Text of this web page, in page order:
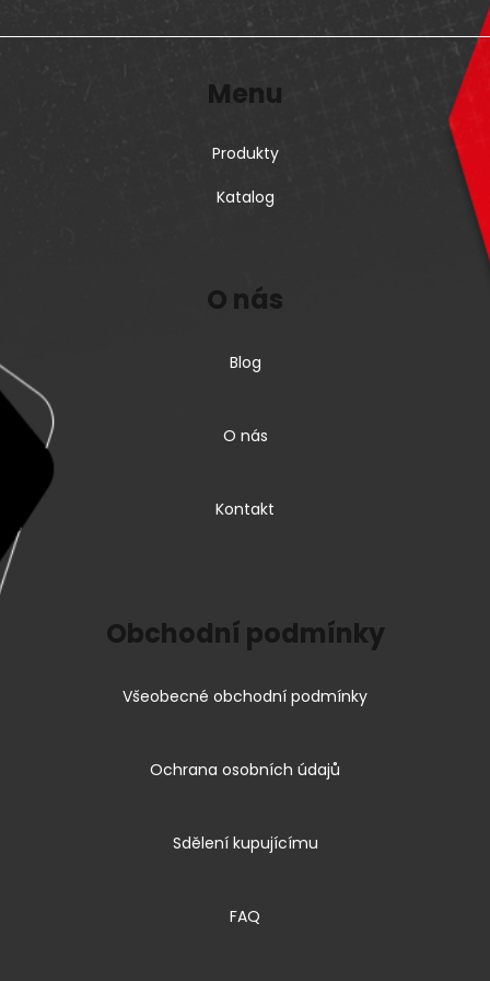
Menu
Produkty
Katalog
O nás
Blog
O nás
Kontakt
Obchodní podmínky
Všeobecné obchodní podmínky
Ochrana osobních údajů
Sdělení kupujícímu
FAQ